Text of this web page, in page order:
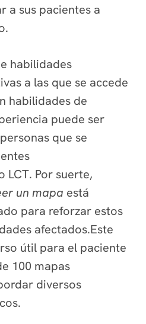
a sus pacientes a
habilidades
a las que se accede
habilidades de
puede ser
que se
LCT. Por suerte,
un mapa está
para reforzar estos
afectados.Este
útil para el paciente
100 mapas
diversos